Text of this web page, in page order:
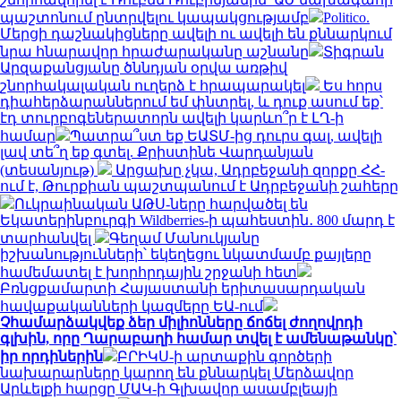
պաշտոնում ընտրվելու կապակցությամբ
Politico.
Մերցի դաշնակիցները ավելի ու ավելի են քննարկում
նրա հնարավոր հրաժարականը աշնանը
Տիգրան
Արզաքանցյանը ծննդյան օրվա առթիվ
շնորհակալական ուղերձ է հրապարակել
Ես հորս
դիահերձարաններում եմ փնտրել, և դուք ասում եք՝
էդ տուրբոգեներատորն ավելի կարևո՞ր է ԼՂ-ի
համար
Պատրա՞ստ եք ԵԱՏՄ-ից դուրս գալ, ավելի
լավ տե՞ղ եք գտել. Քրիստինե Վարդանյան
(տեսանյութ)
Արցախը չկա, Ադրբեջանի զորքը ՀՀ-
ում է, Թուրքիան պաշտպանում է Ադրբեջանի շահերը
Ուկրաինական ԱԹՍ-ները հարվածել են
Եկատերինբուրգի Wildberries-ի պահեստին․ 800 մարդ է
տարհանվել
Գեղամ Մանուկյանը
իշխանությունների՝ եկեղեցու նկատմամբ քայլերը
համեմատել է խորհրդային շրջանի հետ
Բռնցքամարտի Հայաստանի երիտասարդական
հավաքականների կազմերը ԵԱ-ում
Չհամարձակվեք ձեր միլիոնները ճոճել ժողովրդի
գլխին, որը Ղարաբաղի համար տվել է ամենաթանկը՝
իր որդիներին
ԲՐԻԿՍ-ի արտաքին գործերի
նախարարները կարող են քննարկել Մերձավոր
Արևելքի հարցը ՄԱԿ-ի Գլխավոր ասամբլեայի